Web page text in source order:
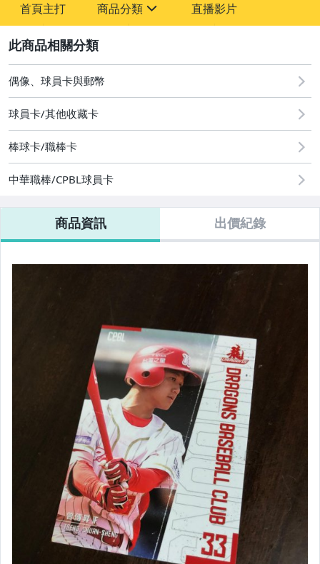
首頁主打 商品分類
偶像、球員卡與郵幣
直播影片
偶像、球員卡與郵幣
球員卡/其他收藏卡
棒球卡/職棒卡
中華職棒/CPBL球員卡
商品資訊 出價紀錄